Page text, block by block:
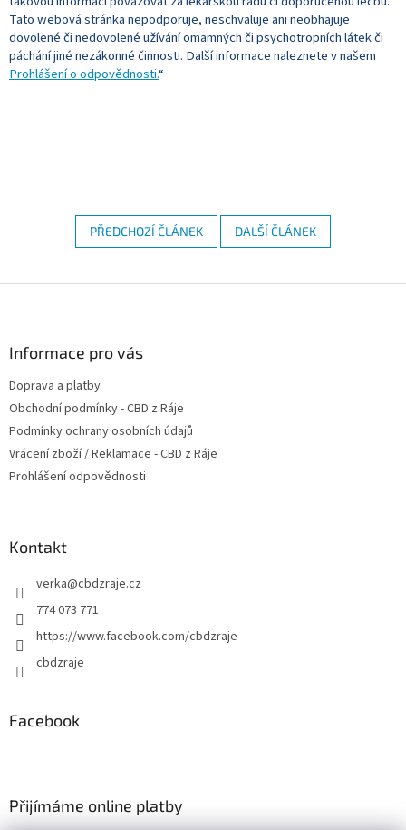
Tato webová stránka nepodporuje, neschvaluje ani neobhajuje
dovolené či nedovolené užívání omamných či psychotropních látek či
páchání jiné nezákonné činnosti. Další informace naleznete v našem
Prohlášení o odpovědnosti.“
PŘEDCHOZÍ ČLÁNEK DALŠÍ ČLÁNEK
Informace pro vás
Doprava a platby
Obchodní podmínky - CBD z Ráje
Podmínky ochrany osobních údajů
Vrácení zboží / Reklamace - CBD z Ráje
Prohlášení odpovědnosti
Kontakt
verka@cbdzraje.cz
774 073 771
https://www.facebook.com/cbdzraje
cbdzraje
Facebook
Přijímáme online platby